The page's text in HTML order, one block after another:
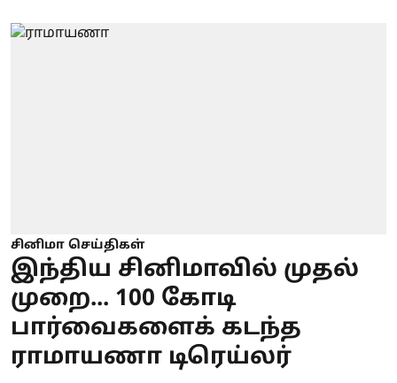
சினிமா செய்திகள்
இந்திய சினிமாவில் முதல்
முறை... 100 கோடி
பார்வைகளைக் கடந்த
ராமாயணா டிரெய்லர்